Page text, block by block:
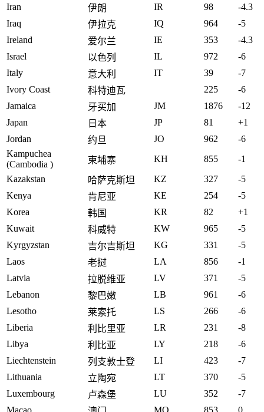
Iran
伊朗 IR 98
-4.3
Iraq
伊拉克 IQ 964
-5
Ireland
爱尔兰 IE 353
-4.3
Israel
以色列 IL 972
-6
Italy
意大利 IT 39
-7
Ivory Coast
科特迪瓦 225
-6
Jamaica
牙买加 JM 1876
-12
Japan
日本 JP 81
+1
Jordan
约旦 JO 962
-6
Kampuchea
(Cambodia )
柬埔寨 KH 855
-1
Kazakstan
哈萨克斯坦 KZ 327
-5
Kenya
肯尼亚 KE 254
-5
Korea
韩国 KR 82
+1
Kuwait
科威特 KW 965
-5
Kyrgyzstan
吉尔吉斯坦 KG 331
-5
Laos
老挝 LA 856
-1
Latvia
拉脱维亚 LV 371
-5
Lebanon
黎巴嫩 LB 961
-6
Lesotho
莱索托 LS 266
-6
Liberia
利比里亚 LR 231
-8
Libya
利比亚 LY 218
-6
Liechtenstein
列支敦士登 LI 423
-7
Lithuania
立陶宛 LT 370
-5
Luxembourg
卢森堡 LU 352
-7
Macao
MO 853 0